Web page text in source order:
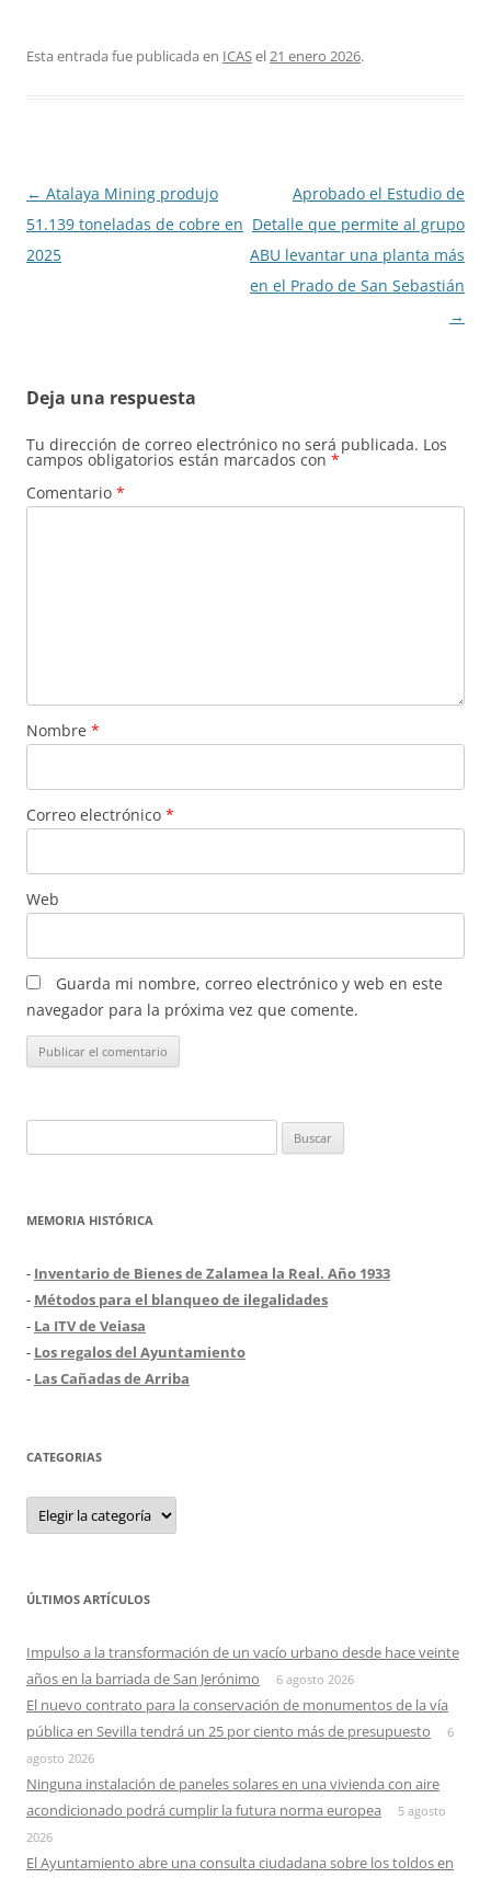
Esta entrada fue publicada en ICASel21 enero 2026.
Navegación
de
entradas
← Atalaya Mining produjo
51.139 toneladas de cobre en
2025
Aprobado el Estudio de
Detalle que permite al grupo
ABU levantar una planta más
en el Prado de San Sebastián
→
Deja una respuesta
Tu dirección de correo electrónico no será publicada. Los
campos obligatorios están marcados con *
Comentario *
Nombre *
Correo electrónico *
Web
Guarda mi nombre, correo electrónico y web en este
navegador para la próxima vez que comente.
MEMORIA HISTÓRICA
- Inventario de Bienes de Zalamea la Real. Año 1933
- Métodos para el blanqueo de ilegalidades
- La ITV de Veiasa
- Los regalos del Ayuntamiento
- Las Cañadas de Arriba
CATEGORIAS
Categorias
ÚLTIMOS ARTÍCULOS
Impulso a la transformación de un vacío urbano desde hace veinte
años en la barriada de San Jerónimo
6 agosto 2026
El nuevo contrato para la conservación de monumentos de la vía
pública en Sevilla tendrá un 25 por ciento más de presupuesto
6
agosto 2026
Ninguna instalación de paneles solares en una vivienda con aire
acondicionado podrá cumplir la futura norma europea
5 agosto
2026
El Ayuntamiento abre una consulta ciudadana sobre los toldos en